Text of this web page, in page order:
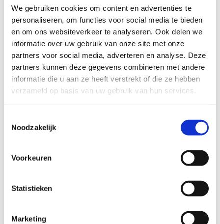
We gebruiken cookies om content en advertenties te
personaliseren, om functies voor social media te bieden
en om ons websiteverkeer te analyseren. Ook delen we
informatie over uw gebruik van onze site met onze
partners voor social media, adverteren en analyse. Deze
partners kunnen deze gegevens combineren met andere
informatie die u aan ze heeft verstrekt of die ze hebben
verzameld op basis van uw gebruik van hun services.
Noodzakelijk
Voorkeuren
Statistieken
Marketing
makkelijk moeilijk
BEWEGWIJZERING
TIP:ontbrekende signalisatie kan je melden via het
Routemeldpunt
STAAT VAN PARCOURS(ONDERGROND, BEGROEIING, ONDERHOUD)
Droog